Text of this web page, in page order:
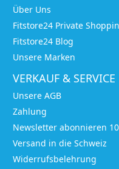
Über Uns
Fitstore24 Private
Fitstore24 Blog
Unsere Marken
VERKAUF & SERVICE
Unsere AGB
Zahlung
Newsletter abonnieren
Versand in die Schweiz
Widerrufsbelehrung